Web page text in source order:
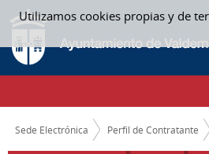
Utilizamos cookies propias y de
Saltar al contenido
ACTAS MESA CONTRATACIÓN - ACTAS
CAMINO DE MIGAS
Sede Electrónica Perfil de Contratante